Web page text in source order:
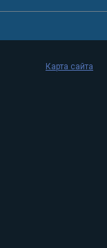
Карта сайта